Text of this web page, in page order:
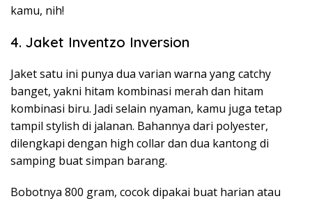
kamu, nih!
4. Jaket Inventzo Inversion
Jaket satu ini punya dua varian warna yang catchy
banget, yakni hitam kombinasi merah dan hitam
kombinasi biru. Jadi selain nyaman, kamu juga tetap
tampil stylish di jalanan. Bahannya dari polyester,
dilengkapi dengan high collar dan dua kantong di
samping buat simpan barang.
Bobotnya 800 gram, cocok dipakai buat harian atau